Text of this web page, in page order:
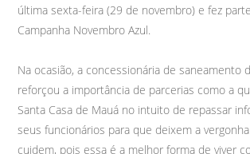
última sexta-feira (29 de novembro) e fez
Campanha Novembro Azul.
Na ocasião, a concessionária de saneamento
reforçou a importância de parcerias como a
Santa Casa de Mauá no intuito de repassar
seus funcionários para que deixem a
cuidem, pois essa é a melhor forma de viver